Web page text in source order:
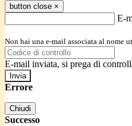
button close ×
E-
Non hai una e-mail associata al nome
E-mail inviata, si prega di
Errore
Chiudi
Successo